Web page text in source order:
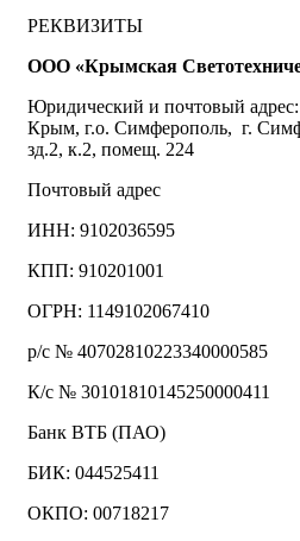
РЕКВИЗИТЫ
ООО «Крымская
Юридический и почтовый адрес:
Крым, г.о. Симферополь, г.
зд.2, к.2, помещ. 224
Почтовый адрес
ИНН: 9102036595
КПП: 910201001
ОГРН: 1149102067410
р/с № 40702810223340000585
К/с № 30101810145250000411
Банк ВТБ (ПАО)
БИК: 044525411
ОКПО: 00718217